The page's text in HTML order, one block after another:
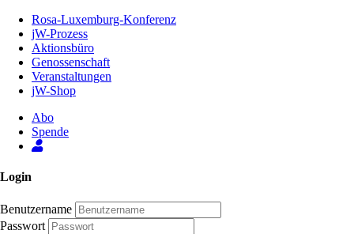
Inhalt
Seite
Rosa-Luxemburg-Konferenz
jW-Prozess
Aktionsbüro
Genossenschaft
Veranstaltungen
jW-Shop
Abo
Spende
Login
Benutzername
Passwort